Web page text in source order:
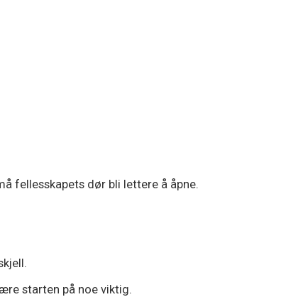
fellesskapets dør bli lettere å åpne.
starten på noe viktig.